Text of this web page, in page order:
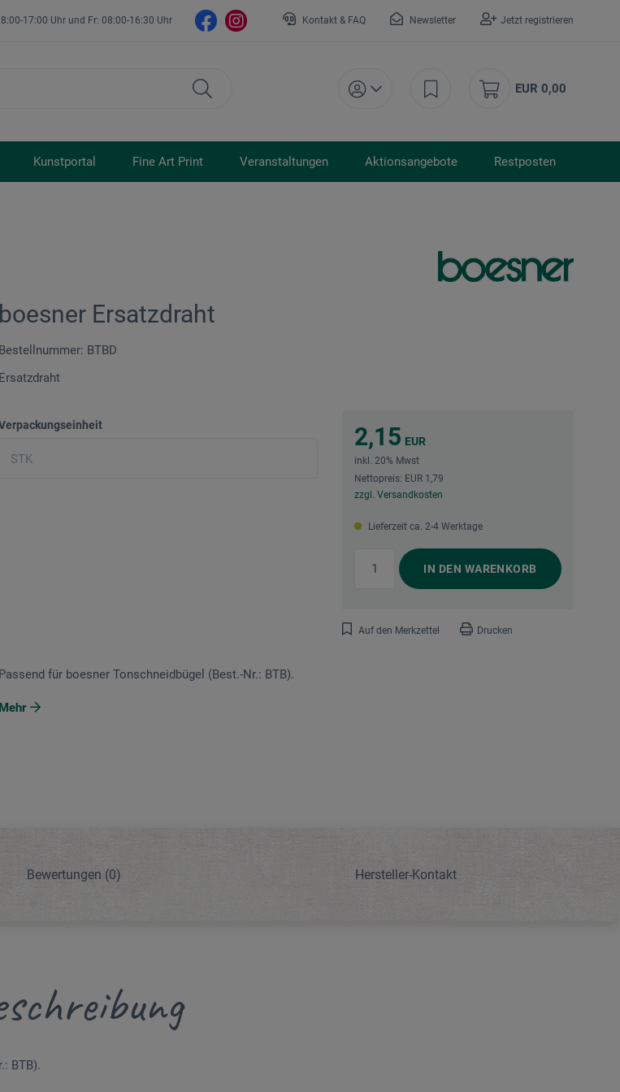
17:00 Uhr und Fr: 08:00-16:30 Uhr Kontakt & FAQ Newsletter Jetzt registrieren
EUR 0,00
Kunstportal Fine Art Print Veranstaltungen Aktionsangebote Restposten
boesner Ersatzdraht
Bestellnummer: BTBD
Ersatzdraht
2,15 EUR
inkl. 20% Mwst
Nettopreis: EUR 1,79
zzgl. Versandkosten
Lieferzeit ca. 2-4 Werktage
IN DEN WARENKORB
Auf den Merkzettel Drucken
Passend für boesner Tonschneidbügel (Best.-Nr.: BTB).
Mehr
Bewertungen (0) Hersteller-Kontakt
BTB).